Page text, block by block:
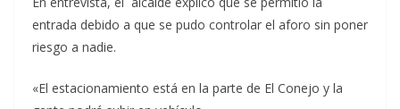
entrada debido a que se pudo controlar el aforo sin poner
riesgo a nadie.
«El estacionamiento está en la parte de El Conejo y la